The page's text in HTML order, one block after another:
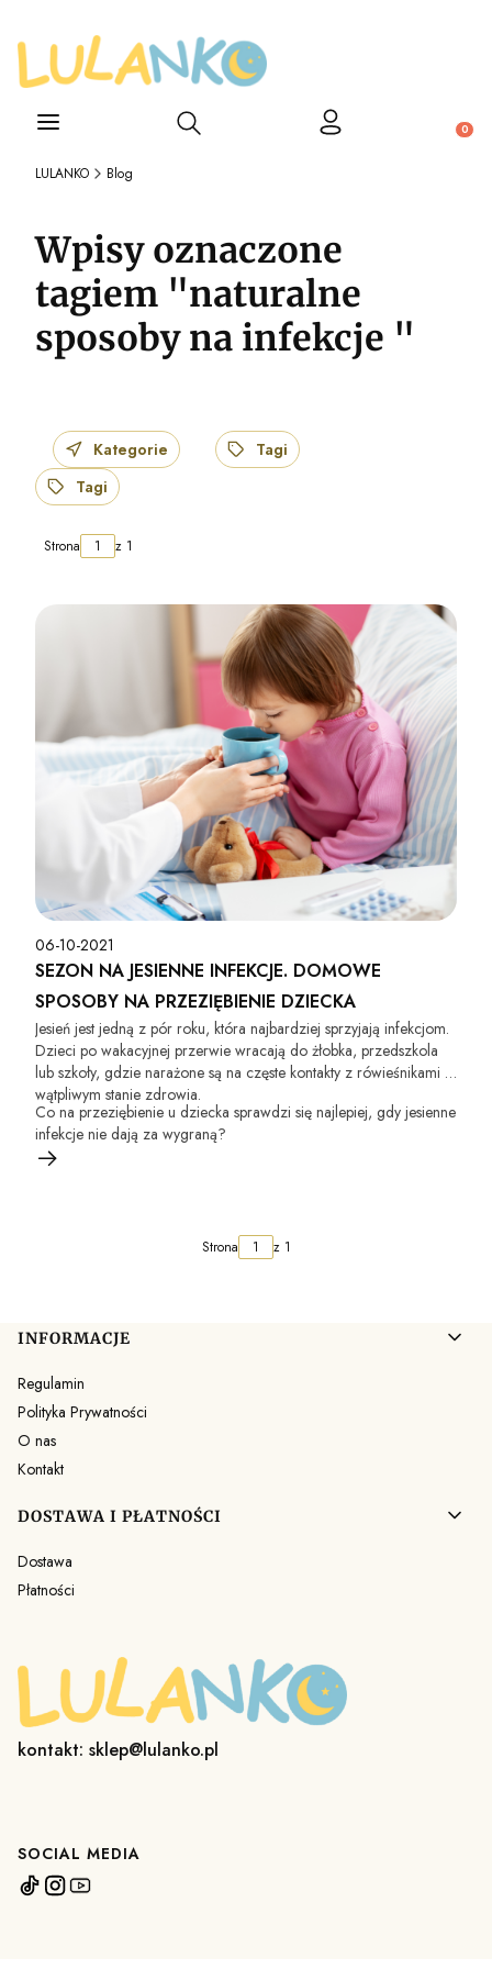
Otwórz wyszukiwarkę
LULANKO Blog
Wpisy oznaczone
tagiem "naturalne
sposoby na infekcje "
Kategorie
Tagi
Tagi
Strona z 1
06-10-2021
SEZON NA JESIENNE INFEKCJE. DOMOWE
SPOSOBY NA PRZEZIĘBIENIE DZIECKA
Jesień jest jedną z pór roku, która najbardziej sprzyjają infekcjom.
Dzieci po wakacyjnej przerwie wracają do żłobka, przedszkola
lub szkoły, gdzie narażone są na częste kontakty z rówieśnikami o
wątpliwym stanie zdrowia.
Co na przeziębienie u dziecka sprawdzi się najlepiej, gdy jesienne
infekcje nie dają za wygraną?
Strona z 1
Linki w stopce
INFORMACJE
Regulamin
Polityka Prywatności
O nas
Kontakt
DOSTAWA I PŁATNOŚCI
Dostawa
Płatności
kontakt: sklep@lulanko.pl
SOCIAL MEDIA